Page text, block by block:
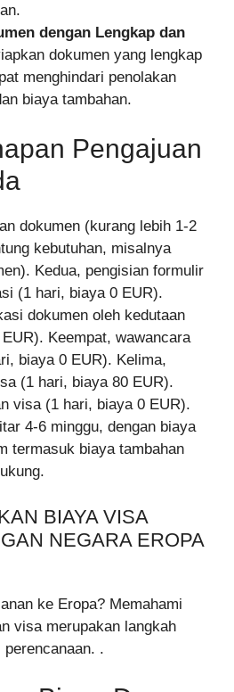
dengan Lengkap dan
dokumen yang lengkap
menghindari penolakan
biaya tambahan.
Pengajuan
dokumen (kurang lebih 1-2
kebutuhan, misalnya
Kedua, pengisian formulir
(1 hari, biaya 0 EUR).
dokumen oleh kedutaan
Keempat, wawancara
biaya 0 EUR). Kelima,
(1 hari, biaya 80 EUR).
visa (1 hari, biaya 0 EUR).
4-6 minggu, dengan biaya
termasuk biaya tambahan
BIAYA VISA
NEGARA EROPA
ke Eropa? Memahami
visa merupakan langkah
.